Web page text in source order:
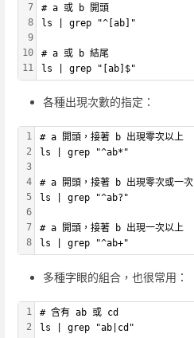
7
8
9
10
11
# a 或 b 開頭
ls | grep "^[ab]"
# a 或 b 結尾
ls | grep "[ab]$"
各種出現次數的指定：
1
2
3
4
5
6
7
8
# a 開頭，接著 b 出現零次以上
ls | grep "^ab*"
# a 開頭，接著 b 出現零次或一次
ls | grep "^ab?"
# a 開頭，接著 b 出現一次以上
ls | grep "^ab+"
多種字眼的組合，也很常用：
1
2
# 含有 ab 或 cd
ls | grep "ab|cd"